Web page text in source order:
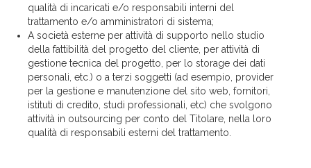
qualità di incaricati e/o responsabili interni del
trattamento e/o amministratori di sistema;
A società esterne per attività di supporto nello studio
della fattibilità del progetto del cliente, per attività di
gestione tecnica del progetto, per lo storage dei dati
personali, etc.) o a terzi soggetti (ad esempio, provider
per la gestione e manutenzione del sito web, fornitori,
istituti di credito, studi professionali, etc) che svolgono
attività in outsourcing per conto del Titolare, nella loro
qualità di responsabili esterni del trattamento.